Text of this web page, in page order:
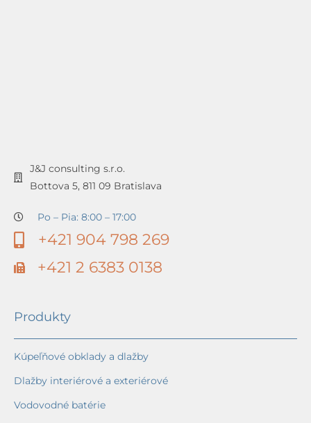
J&J consulting s.r.o.
Bottova 5, 811 09 Bratislava
Po – Pia: 8:00 – 17:00
+421 904 798 269
+421 2 6383 0138
Produkty
Kúpeľňové obklady a dlažby
Dlažby interiérové a exteriérové
Vodovodné batérie